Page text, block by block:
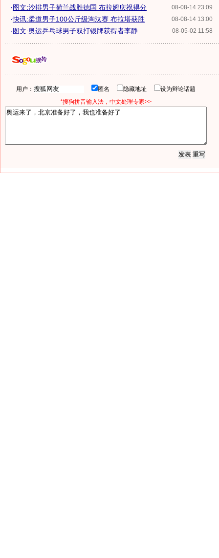
08-08-14 23:09
·图文:沙排男子荷兰战胜德国 布拉姆庆祝得分
08-08-14 13:00
·快讯:柔道男子100公斤级淘汰赛 布拉塔获胜
08-05-02 11:58
·图文:奥运乒乓球男子双打银牌获得者李静...
用户： 匿名 隐藏地址
设为辩论话题
*搜狗拼音输入法，中文处理专家>>